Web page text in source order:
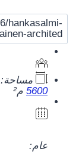
مساحة:
5600 م²
عام: